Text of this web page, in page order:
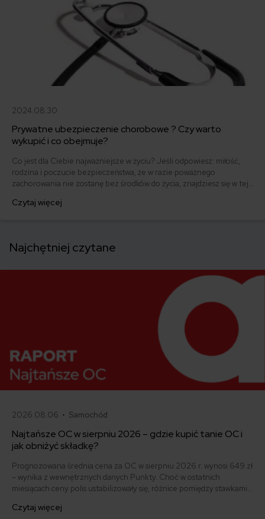
2024.08.30
Prywatne ubezpieczenie chorobowe ? Czy warto
wykupić i co obejmuje?
Co jest dla Ciebie najważniejsze w życiu? Jeśli odpowiesz: miłość,
rodzina i poczucie bezpieczeństwa, że w razie poważnego
zachorowania nie zostanę bez środków do życia, znajdziesz się w tej
groźnych, nieuleczalnych chorób i trwałego kalectwa, które mogłyby
Czytaj więcej
Najchętniej czytane
2026.08.06 • Samochód
Najtańsze OC w sierpniu 2026 – gdzie kupić tanie OC i
jak obniżyć składkę?
Prognozowana średnia cena za OC w sierpniu 2026 r. wynosi 649 zł
– wynika z wewnętrznych danych Punkty. Choć w ostatnich
miesiącach ceny polis ustabilizowały się, różnice pomiędzy stawkami
500 zł, inni – powyżej 1500 zł. Gdzie znaleźć najtańsze OC w Polsce
Czytaj więcej